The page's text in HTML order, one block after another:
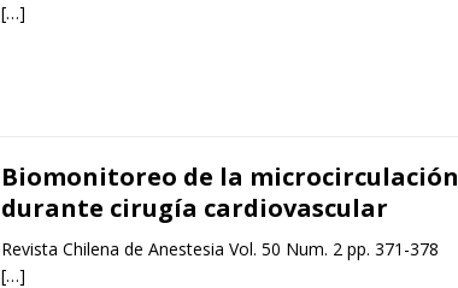
[…]
Biomonitoreo de la microcirculación
durante cirugía cardiovascular
Revista Chilena de Anestesia Vol. 50 Num. 2 pp. 371-378
[…]